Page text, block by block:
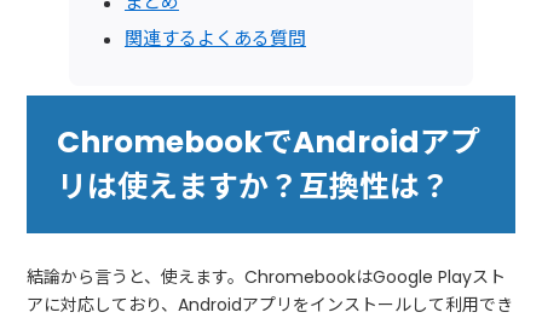
関連するよくある質問
ChromebookでAndroidアプ
リは使えますか？互換性は？
結論から言うと、使えます。ChromebookはGoogle Playスト
アに対応しており、Androidアプリをインストールして利用でき